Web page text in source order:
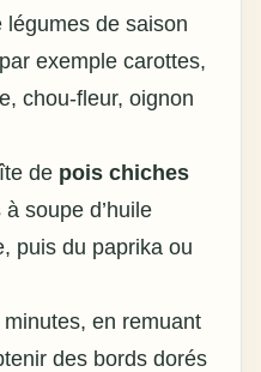
légumes de saison
exemple carottes,
chou-fleur, oignon
de pois chiches
soupe d’huile
puis du paprika ou
en remuant
des bords dorés